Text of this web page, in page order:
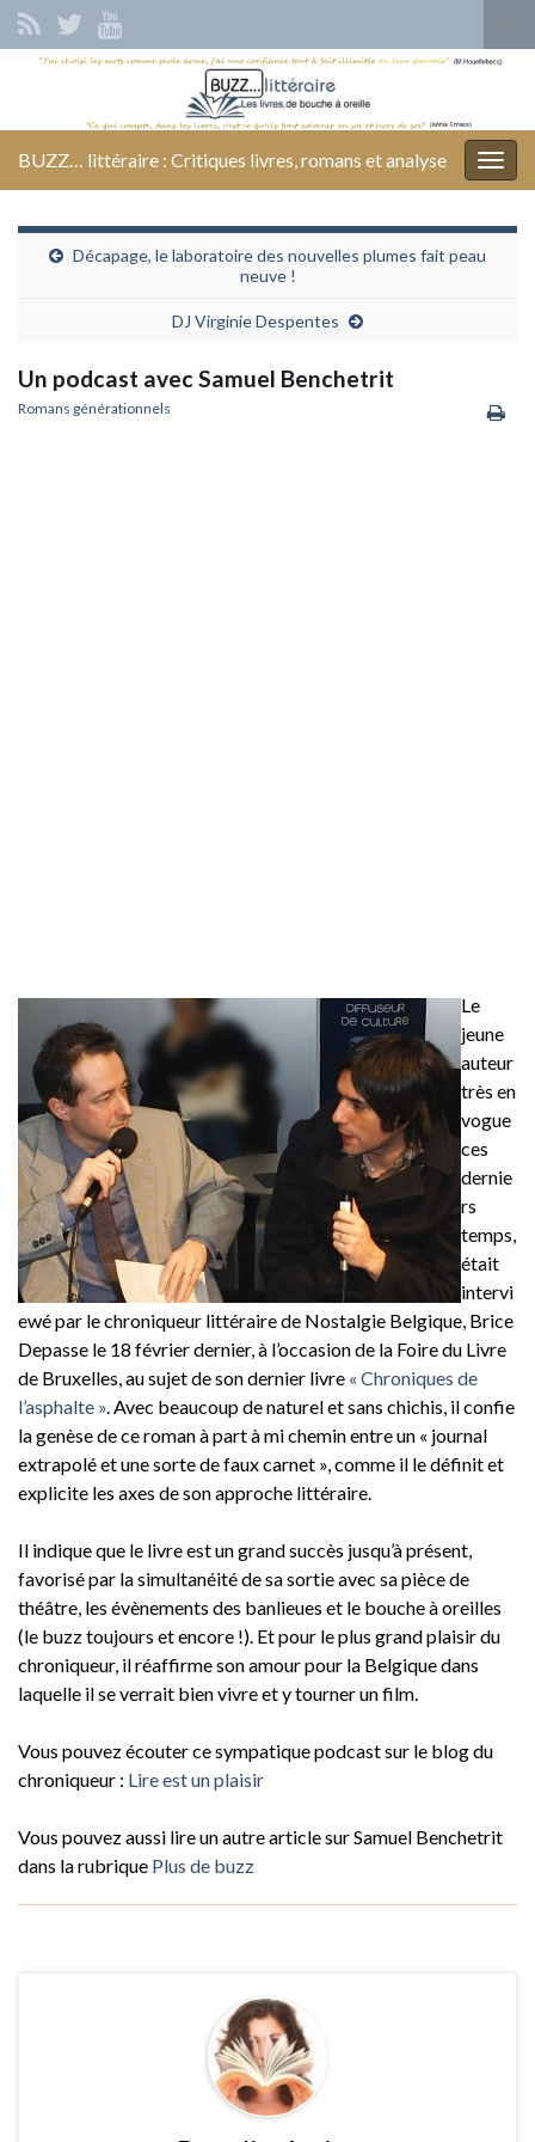
Search for:
BUZZ… littéraire : Critiques livres, romans et analyse
Décapage, le laboratoire des nouvelles plumes fait peau
neuve !
DJ Virginie Despentes
Un podcast avec Samuel Benchetrit
Romans générationnels
Le
jeune
auteur
très en
vogue
ces
dernie
rs
temps,
était
intervi
ewé par le chroniqueur littéraire de Nostalgie Belgique, Brice
Depasse le 18 février dernier, à l’occasion de la Foire du Livre
de Bruxelles, au sujet de son dernier livre « Chroniques de
l’asphalte » . Avec beaucoup de naturel et sans chichis, il confie
la genèse de ce roman à part à mi chemin entre un « journal
extrapolé et une sorte de faux carnet », comme il le définit et
explicite les axes de son approche littéraire.
Il indique que le livre est un grand succès jusqu’à présent,
favorisé par la simultanéité de sa sortie avec sa pièce de
théâtre, les évènements des banlieues et le bouche à oreilles
(le buzz toujours et encore !). Et pour le plus grand plaisir du
chroniqueur, il réaffirme son amour pour la Belgique dans
laquelle il se verrait bien vivre et y tourner un film.
Vous pouvez écouter ce sympatique podcast sur le blog du
chroniqueur : Lire est un plaisir
Vous pouvez aussi lire un autre article sur Samuel Benchetrit
dans la rubrique Plus de buzz